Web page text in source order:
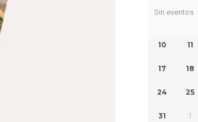
Sin eventos
10 11
17 18
24 25
31 1